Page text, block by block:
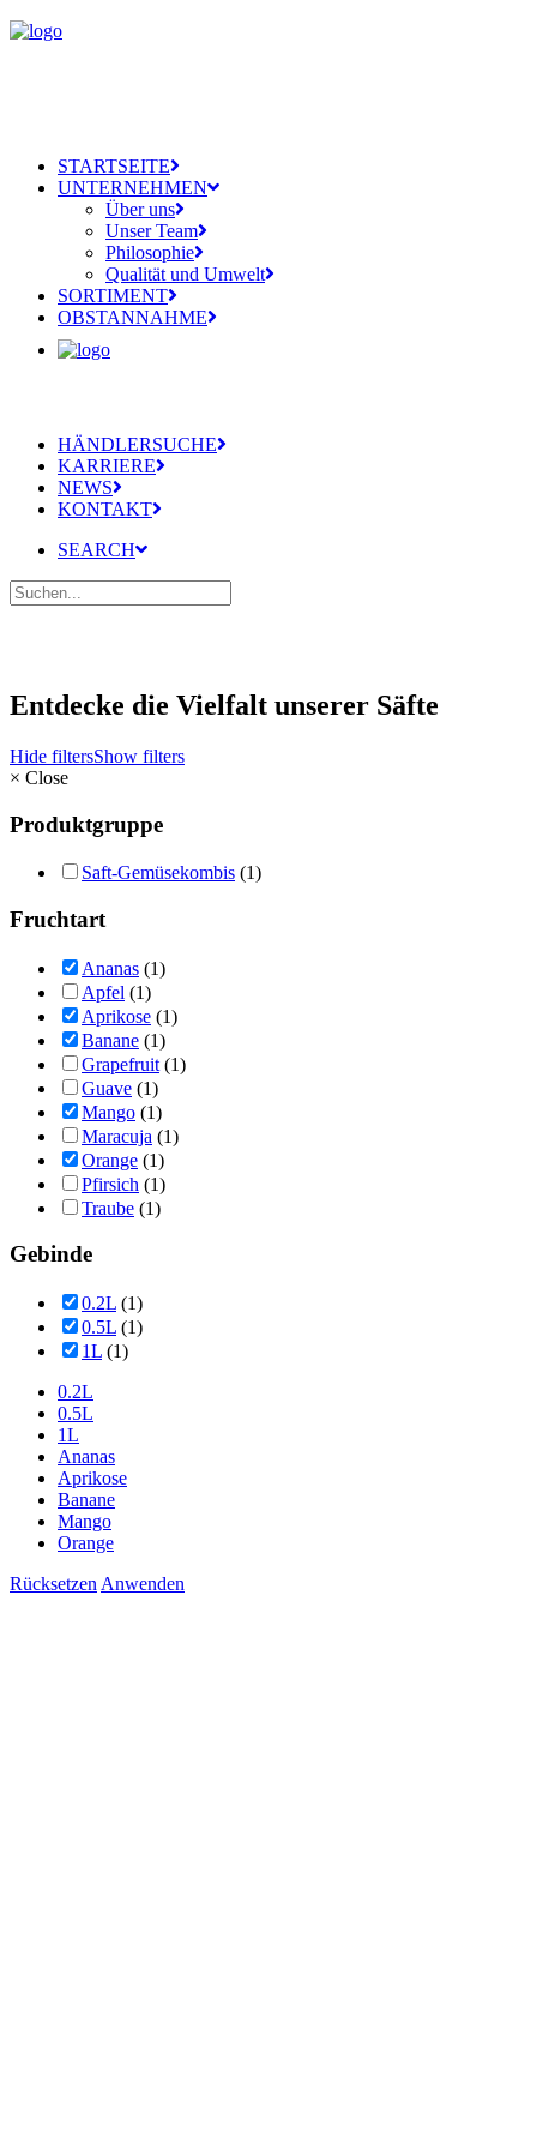
STARTSEITE
UNTERNEHMEN
Über uns
Unser Team
Philosophie
Qualität und Umwelt
SORTIMENT
OBSTANNAHME
HÄNDLERSUCHE
KARRIERE
NEWS
KONTAKT
SEARCH
Entdecke die Vielfalt unserer Säfte
Hide filtersShow filters
× Close
Produktgruppe
Saft-Gemüsekombis (1)
Fruchtart
Ananas (1)
Apfel (1)
Aprikose (1)
Banane (1)
Grapefruit (1)
Guave (1)
Mango (1)
Maracuja (1)
Orange (1)
Pfirsich (1)
Traube (1)
Gebinde
0.2L (1)
0.5L (1)
1L (1)
0.2L
0.5L
1L
Ananas
Aprikose
Banane
Mango
Orange
Rücksetzen Anwenden